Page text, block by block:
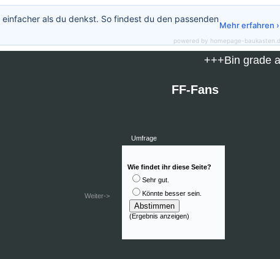
+++Bin grade
FF-Fans
Weiter->
Umfrage
Wie findet ihr diese Seite?
Sehr gut.
Könnte besser sein.
(Ergebnis anzeigen)
einfacher als du denkst. So findest du den passenden
Mehr erfahren ›
powered by homepage-